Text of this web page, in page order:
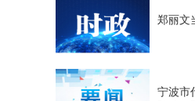
郑丽文
宁波市